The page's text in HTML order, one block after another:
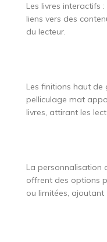
Les livres interactifs
liens vers des
du lecteur.
Les finitions haut
pelliculage mat
livres, attirant les
La personnalisation
offrent des options
ou limitées, ajoutant